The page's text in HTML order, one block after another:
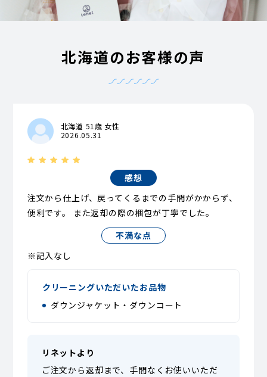
北海道のお客様の声
北海道 51歳 女性
2026.05.31
感想
注文から仕上げ、戻ってくるまでの手間がかからず、
便利です。 また返却の際の梱包が丁寧でした。
不満な点
※記入なし
クリーニングいただいたお品物
ダウンジャケット・ダウンコート
リネットより
ご注文から返却まで、手間なくお使いいただ